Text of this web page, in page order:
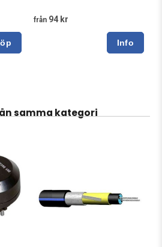
från 94 kr
samma kategori